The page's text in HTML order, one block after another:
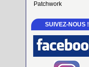
Patchwork
SUIVEZ-NOUS !